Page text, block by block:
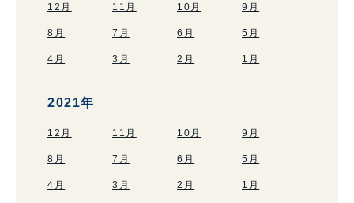
12月 11月 10月 9月
8月 7月 6月 5月
4月 3月 2月 1月
2021年
12月 11月 10月 9月
8月 7月 6月 5月
4月 3月 2月 1月